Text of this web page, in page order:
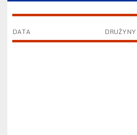
DATA DRUŻYNY